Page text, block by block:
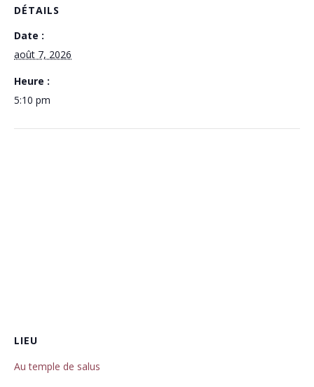
DÉTAILS
Date :
août 7, 2026
Heure :
5:10 pm
LIEU
Au temple de salus